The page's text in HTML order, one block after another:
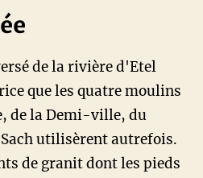
de la rivière d'Etel
que les quatre moulins
de la Demi-ville, du
utilisèrent autrefois.
de granit dont les pieds